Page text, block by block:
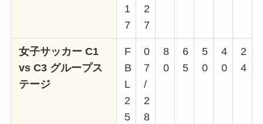
1
7
2
7
女子サッカー C1
vs C3 グループス
テージ
F
B
L
2
5
0
7
/
2
8
8
0
6
5
5
0
4
0
2
4